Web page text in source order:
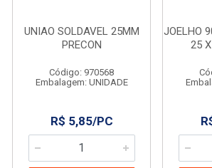
UNIAO SOLDAVEL 25MM
PRECON
Código: 970568
Embalagem: UNIDADE
R$ 5,85/PC
JOELHO
25